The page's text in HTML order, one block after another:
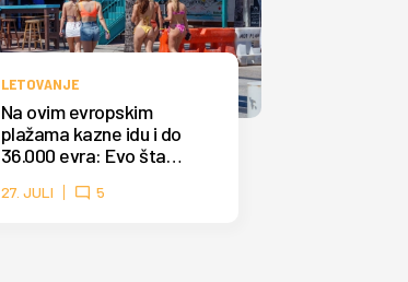
LETOVANJE
Na ovim evropskim
plažama kazne idu i do
36.000 evra: Evo šta
27. JULI 5